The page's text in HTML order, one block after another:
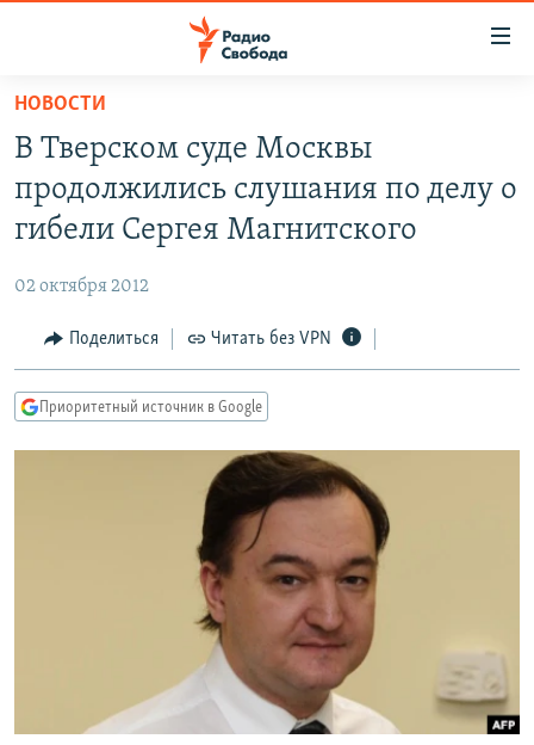
упрощенного
доступа
основному
Вернутся
Вернутся
ПОДКАСТЫ
АВТОРСКИЕ ПРОЕКТЫ
МНЕНИЯ
КУЛЬТУРА
КАВКАЗ.РЕАЛИИ
РАСПИСАНИЕ ВЕЩАНИЯ
ПОДПИШИТЕСЬ НА РАССЫЛКУ
НОВОСТИ
В Тверском суде Москвы
продолжились слушания по делу о
гибели Сергея Магнитского
02 октября 2012
Поделиться Читать без VPN
Приоритетный источник в Google